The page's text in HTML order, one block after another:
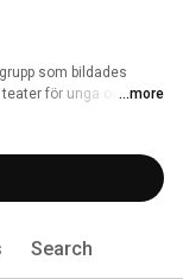
som bildades
för unga och
finns i Västerås. Vi
stöds av
...more
Search